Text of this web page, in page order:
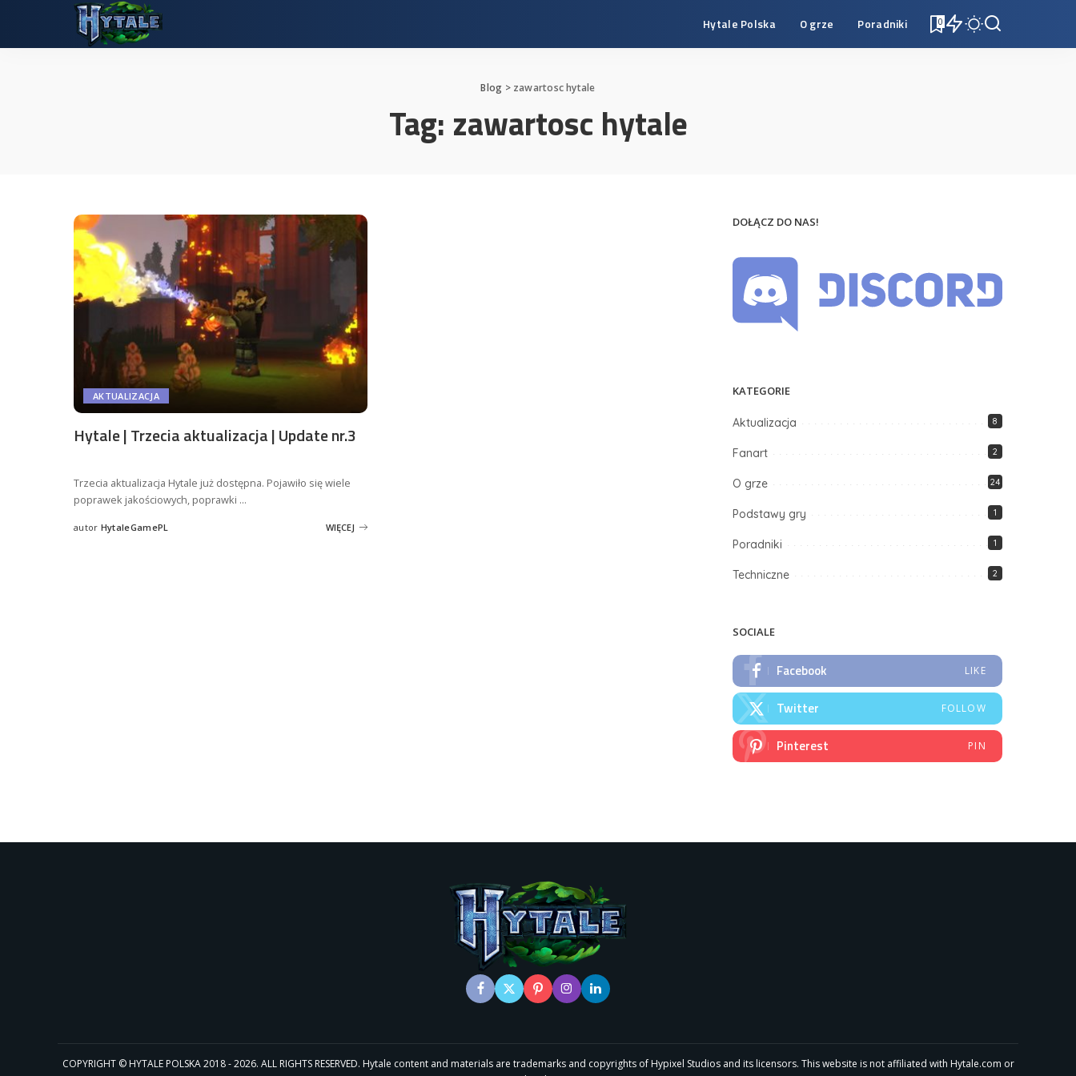
Hytale Polska O grze Poradniki 0
Blog > zawartosc hytale
Tag: zawartosc hytale
AKTUALIZACJA
Hytale | Trzecia aktualizacja | Update nr.3
Trzecia aktualizacja Hytale już dostępna. Pojawiło się wiele
poprawek jakościowych, poprawki ...
Posted
autor HytaleGamePL WIĘCEJ
DOŁĄCZ DO NAS!
KATEGORIE
Aktualizacja 8
Fanart 2
O grze 24
Podstawy gry 1
Poradniki 1
Techniczne 2
SOCIALE
Facebook LIKE
Twitter FOLLOW
Pinterest PIN
COPYRIGHT © HYTALE POLSKA 2018 - 2026. ALL RIGHTS RESERVED. Hytale content and materials are trademarks and copyrights of Hypixel Studios and its licensors. This website is not affiliated with Hytale.com or